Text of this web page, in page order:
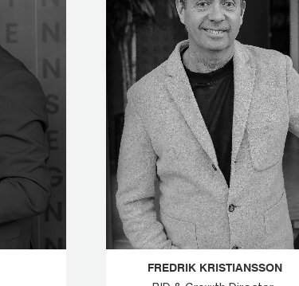
FREDRIK KRISTIANSSON